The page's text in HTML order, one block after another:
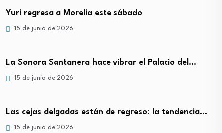
Yuri regresa a Morelia este sábado
15 de junio de 2026
La Sonora Santanera hace vibrar el Palacio del…
15 de junio de 2026
Las cejas delgadas están de regreso: la tendencia…
15 de junio de 2026